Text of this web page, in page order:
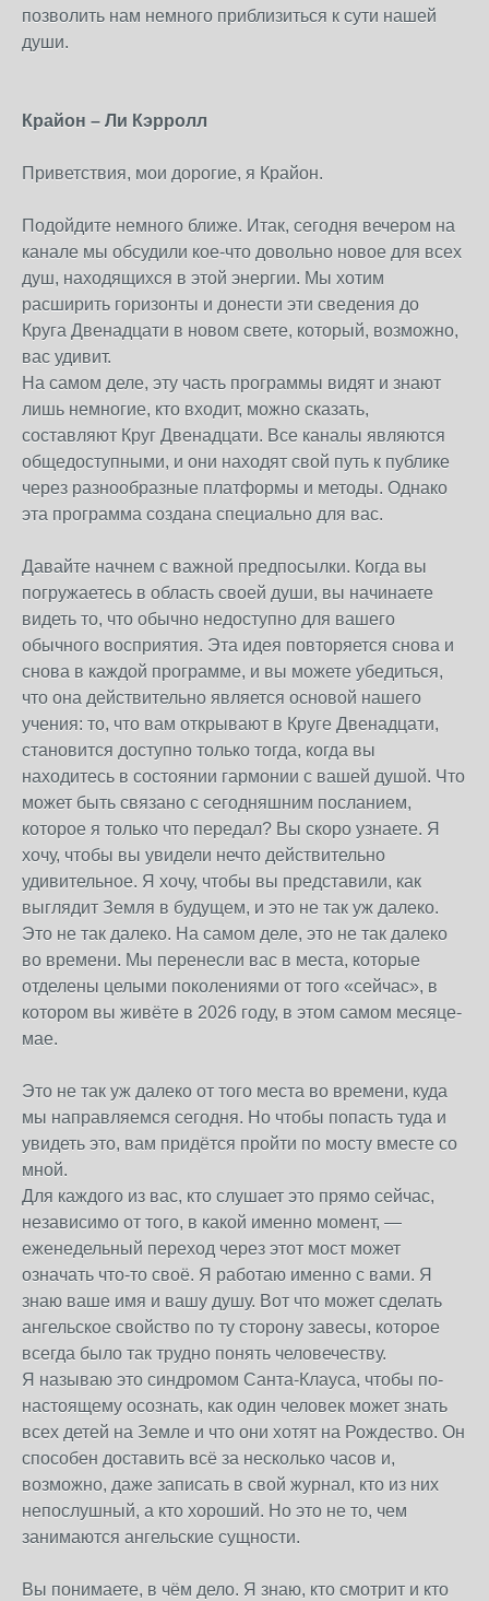
позволить нам немного приблизиться к сути нашей
души.
Крайон – Ли Кэрролл
Приветствия, мои дорогие, я Крайон.
Подойдите немного ближе. Итак, сегодня вечером на
канале мы обсудили кое-что довольно новое для всех
душ, находящихся в этой энергии. Мы хотим
расширить горизонты и донести эти сведения до
Круга Двенадцати в новом свете, который, возможно,
вас удивит.
На самом деле, эту часть программы видят и знают
лишь немногие, кто входит, можно сказать,
составляют Круг Двенадцати. Все каналы являются
общедоступными, и они находят свой путь к публике
через разнообразные платформы и методы. Однако
эта программа создана специально для вас.
Давайте начнем с важной предпосылки. Когда вы
погружаетесь в область своей души, вы начинаете
видеть то, что обычно недоступно для вашего
обычного восприятия. Эта идея повторяется снова и
снова в каждой программе, и вы можете убедиться,
что она действительно является основой нашего
учения: то, что вам открывают в Круге Двенадцати,
становится доступно только тогда, когда вы
находитесь в состоянии гармонии с вашей душой. Что
может быть связано с сегодняшним посланием,
которое я только что передал? Вы скоро узнаете. Я
хочу, чтобы вы увидели нечто действительно
удивительное. Я хочу, чтобы вы представили, как
выглядит Земля в будущем, и это не так уж далеко.
Это не так далеко. На самом деле, это не так далеко
во времени. Мы перенесли вас в места, которые
отделены целыми поколениями от того «сейчас», в
котором вы живёте в 2026 году, в этом самом месяце-
мае.
Это не так уж далеко от того места во времени, куда
мы направляемся сегодня. Но чтобы попасть туда и
увидеть это, вам придётся пройти по мосту вместе со
мной.
Для каждого из вас, кто слушает это прямо сейчас,
независимо от того, в какой именно момент, —
еженедельный переход через этот мост может
означать что-то своё. Я работаю именно с вами. Я
знаю ваше имя и вашу душу. Вот что может сделать
ангельское свойство по ту сторону завесы, которое
всегда было так трудно понять человечеству.
Я называю это синдромом Санта-Клауса, чтобы по-
настоящему осознать, как один человек может знать
всех детей на Земле и что они хотят на Рождество. Он
способен доставить всё за несколько часов и,
возможно, даже записать в свой журнал, кто из них
непослушный, а кто хороший. Но это не то, чем
занимаются ангельские сущности.
Вы понимаете, в чём дело. Я знаю, кто смотрит и кто